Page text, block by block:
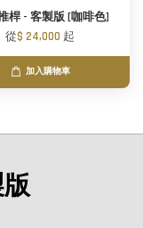
推桿 - 客製版 [咖啡色]
從$ 24,000 起
加入購物車
版